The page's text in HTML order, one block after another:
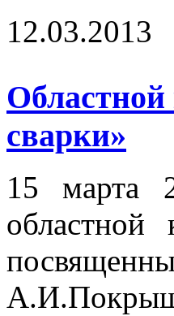
12.03.2013
сварки»
15 марта
областной